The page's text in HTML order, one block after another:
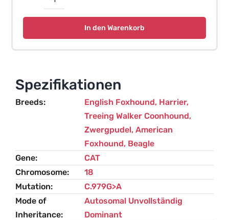
Hypokatalasie
(Katze)
In den Warenkorb
Spezifikationen
Breeds English Foxhound, Harrier,
Treeing Walker Coonhound,
Zwergpudel, American
Foxhound, Beagle
Gene
CAT
Chromosome
18
Mutation
C.979G>A
Mode of
Inheritance
Autosomal Unvollständig
Dominant